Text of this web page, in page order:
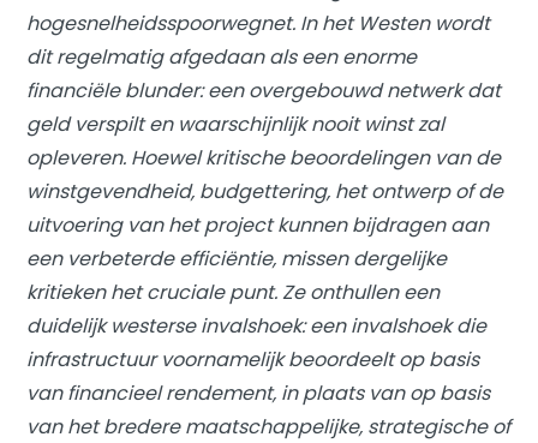
hogesnelheidsspoorwegnet. In het Westen wordt
dit regelmatig afgedaan als een enorme
financiële blunder: een overgebouwd netwerk dat
geld verspilt en waarschijnlijk nooit winst zal
opleveren. Hoewel kritische beoordelingen van de
winstgevendheid, budgettering, het ontwerp of de
uitvoering van het project kunnen bijdragen aan
een verbeterde efficiëntie, missen dergelijke
kritieken het cruciale punt. Ze onthullen een
duidelijk westerse invalshoek: een invalshoek die
infrastructuur voornamelijk beoordeelt op basis
van financieel rendement, in plaats van op basis
van het bredere maatschappelijke, strategische of